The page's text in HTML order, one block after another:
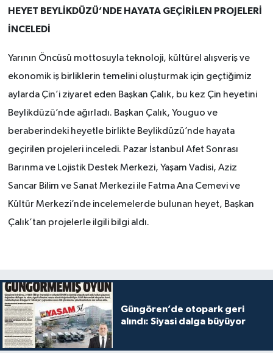
HEYET BEYLİKDÜZÜ’NDE HAYATA GEÇİRİLEN PROJELERİ
İNCELEDİ
Yarının Öncüsü mottosuyla teknoloji, kültürel alışveriş ve
ekonomik iş birliklerin temelini oluşturmak için geçtiğimiz
aylarda Çin’i ziyaret eden Başkan Çalık, bu kez Çin heyetini
Beylikdüzü’nde ağırladı. Başkan Çalık, Youguo ve
beraberindeki heyetle birlikte Beylikdüzü’nde hayata
geçirilen projeleri inceledi. Pazar İstanbul Afet Sonrası
Barınma ve Lojistik Destek Merkezi, Yaşam Vadisi, Aziz
Sancar Bilim ve Sanat Merkezi ile Fatma Ana Cemevi ve
Kültür Merkezi’nde incelemelerde bulunan heyet, Başkan
Çalık’tan projelerle ilgili bilgi aldı.
Güngören’de otopark geri
alındı: Siyasi dalga büyüyor